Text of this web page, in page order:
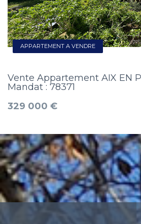
APPARTEMENT A VENDRE
Vente Appartement AIX EN
Mandat : 78371
329 000 €